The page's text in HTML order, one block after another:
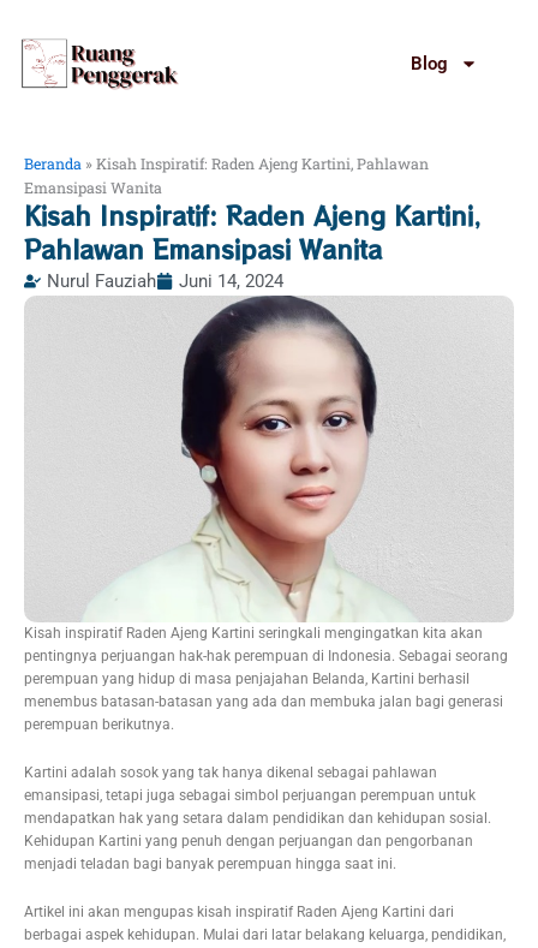
konten
Blog
Beranda »Kisah Inspiratif: Raden Ajeng Kartini, Pahlawan
Emansipasi Wanita
Kisah Inspiratif: Raden Ajeng Kartini,
Pahlawan Emansipasi Wanita
Nurul Fauziah Juni 14, 2024
Kisah inspiratif Raden Ajeng Kartini seringkali mengingatkan kita akan
pentingnya perjuangan hak-hak perempuan di Indonesia. Sebagai seorang
perempuan yang hidup di masa penjajahan Belanda, Kartini berhasil
menembus batasan-batasan yang ada dan membuka jalan bagi generasi
perempuan berikutnya.
Kartini adalah sosok yang tak hanya dikenal sebagai pahlawan
emansipasi, tetapi juga sebagai simbol perjuangan perempuan untuk
mendapatkan hak yang setara dalam pendidikan dan kehidupan sosial.
Kehidupan Kartini yang penuh dengan perjuangan dan pengorbanan
menjadi teladan bagi banyak perempuan hingga saat ini.
Artikel ini akan mengupas kisah inspiratif Raden Ajeng Kartini dari
berbagai aspek kehidupan. Mulai dari latar belakang keluarga, pendidikan,